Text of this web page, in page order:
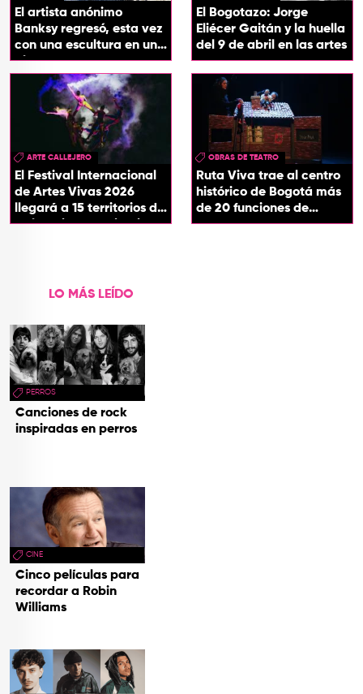
El artista anónimo
Banksy regresó, esta vez
con una escultura en una
plaza de Londres
El Bogotazo: Jorge
Eliécer Gaitán y la huella
del 9 de abril en las artes
ARTE CALLEJERO
El Festival Internacional
de Artes Vivas 2026
llegará a 15 territorios de
Colombia con ‘Circuitos
OBRAS DE TEATRO
Ruta Viva trae al centro
histórico de Bogotá más
de 20 funciones de
teatro
LO MÁS LEÍDO
PERROS
Canciones de rock
inspiradas en perros
CINE
Cinco películas para
recordar a Robin
Williams